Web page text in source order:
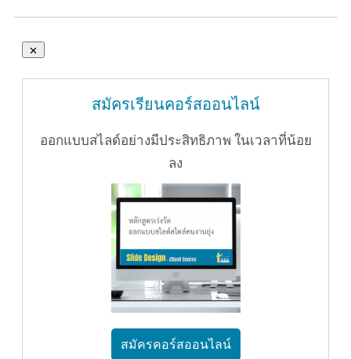
สมัครเรียนคอร์สออนไลน์
ออกแบบสไลด์อย่างมีประสิทธิภาพ ในเวลาที่น้อย
ลง
สมัครคอร์สออนไลน์